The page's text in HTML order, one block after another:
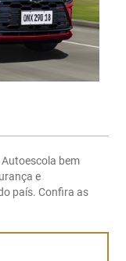
bem
e
país. Confira as